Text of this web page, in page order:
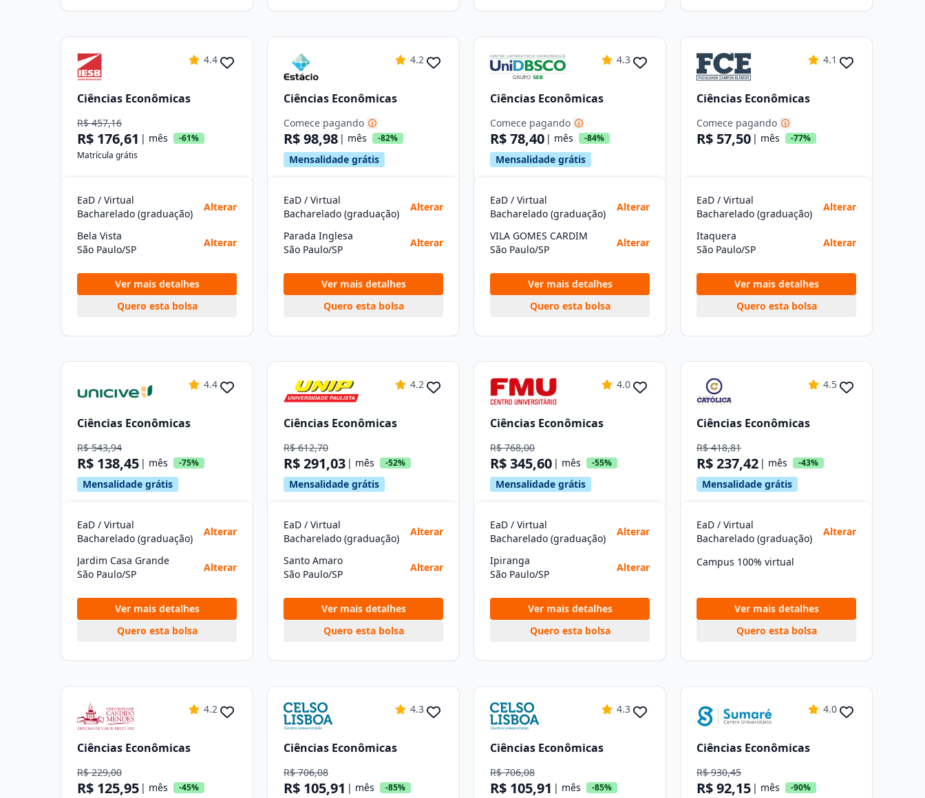
4.4
Ciências Econômicas
R$ 457,16
R$ 176,61 | mês
-61%
Matrícula grátis
EaD / Virtual
Bacharelado (graduação)
Alterar
Bela Vista
São Paulo/SP
Alterar
Ver mais detalhes
Quero esta bolsa
4.2
Ciências Econômicas
Comece pagando
R$ 98,98 | mês -82%
Mensalidade grátis
EaD / Virtual
Bacharelado (graduação)
Alterar
Parada Inglesa
São Paulo/SP
Alterar
Ver mais detalhes
Quero esta bolsa
4.3
Ciências Econômicas
Comece pagando
R$ 78,40 | mês -84%
Mensalidade grátis
EaD / Virtual
Bacharelado (graduação)
Alterar
VILA GOMES CARDIM
São Paulo/SP
Alterar
Ver mais detalhes
Quero esta bolsa
4.1
Ciências Econômicas
Comece pagando
R$ 57,50 | mês -77%
EaD / Virtual
Bacharelado (graduação)
Alterar
Itaquera
São Paulo/SP
Alterar
Ver mais detalhes
Quero esta bolsa
4.4
Ciências Econômicas
R$ 543,94
R$ 138,45 | mês -75%
Mensalidade grátis
EaD / Virtual
Bacharelado (graduação)
Alterar
Jardim Casa Grande
São Paulo/SP
Alterar
Ver mais detalhes
Quero esta bolsa
4.2
Ciências Econômicas
R$ 612,70
R$ 291,03 | mês -52%
Mensalidade grátis
EaD / Virtual
Bacharelado (graduação)
Alterar
Santo Amaro
São Paulo/SP
Alterar
Ver mais detalhes
Quero esta bolsa
4.0
Ciências Econômicas
R$ 768,00
R$ 345,60 | mês -55%
Mensalidade grátis
EaD / Virtual
Bacharelado (graduação)
Alterar
Ipiranga
São Paulo/SP
Alterar
Ver mais detalhes
Quero esta bolsa
4.5
Ciências Econômicas
R$ 418,81
R$ 237,42 | mês -43%
Mensalidade grátis
EaD / Virtual
Bacharelado (graduação)
Alterar
Campus 100% virtual
Ver mais detalhes
Quero esta bolsa
4.2
Ciências Econômicas
R$ 229,00
R$ 125,95 | mês -45%
4.3
Ciências Econômicas
R$ 706,08
R$ 105,91 | mês -85%
4.3
Ciências Econômicas
R$ 706,08
R$ 105,91 | mês -85%
4.0
Ciências Econômicas
R$ 930,45
R$ 92,15 | mês -90%